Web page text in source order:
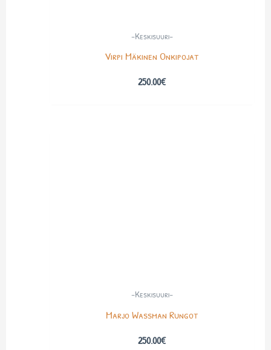
-Keskisuuri-
Virpi Mäkinen Onkipojat
250.00€
-Keskisuuri-
Marjo Wassman Rungot
250.00€